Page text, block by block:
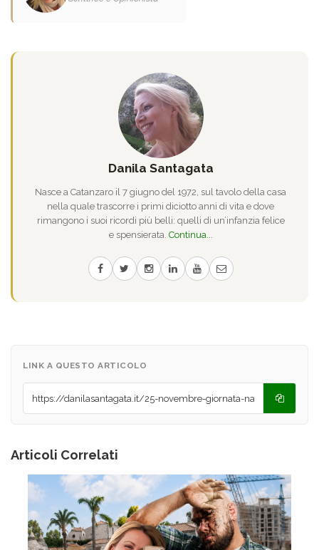
Danila Santagata
Nasce a Catanzaro il 7 giugno del 1972, sul tavolo della casa
nella quale trascorre i primi diciotto anni di vita e dove
rimangono i suoi ricordi più belli: quelli di un’infanzia felice
e spensierata. Continua...
LINK A QUESTO ARTICOLO
Articoli Correlati